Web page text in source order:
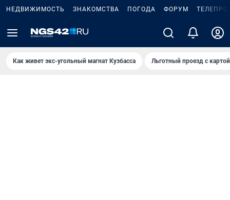
НЕДВИЖИМОСТЬ ЗНАКОМСТВА ПОГОДА ФОРУМ
Как живет экс-угольный магнат Кузбасса Льготный проезд с